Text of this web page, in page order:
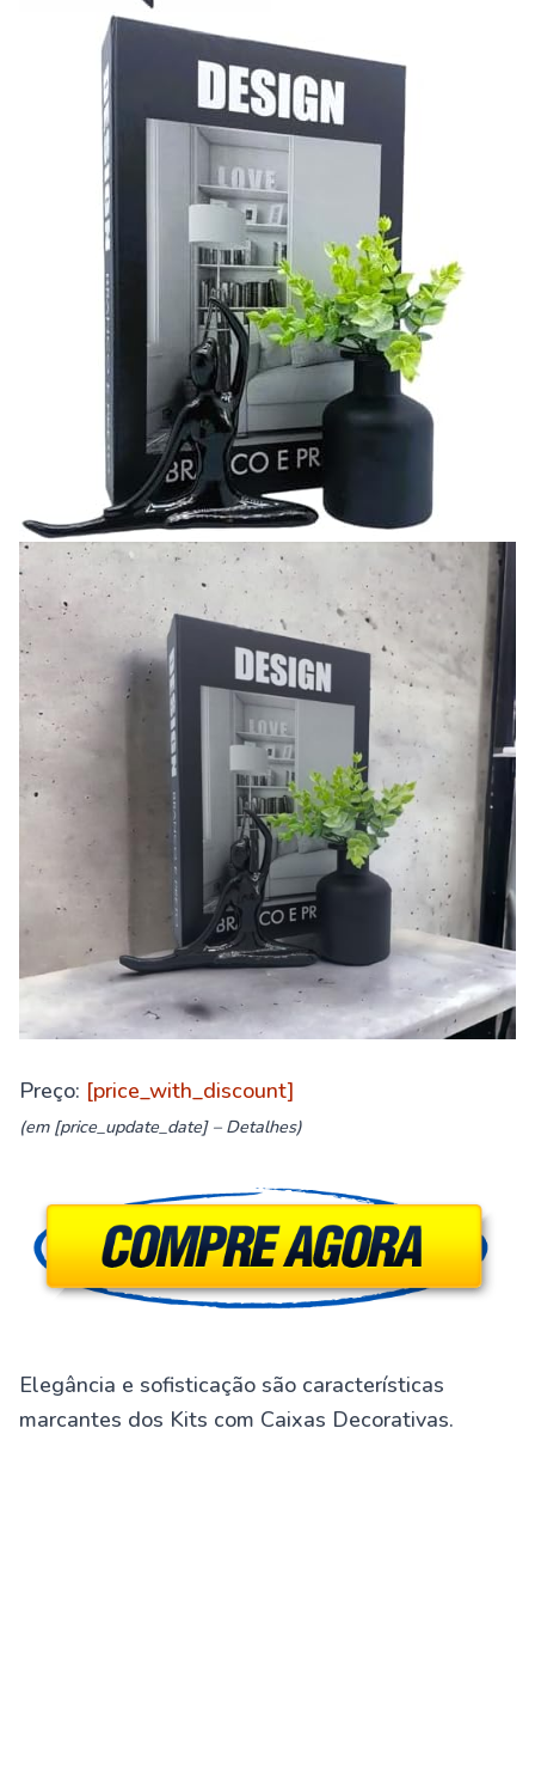
Preço: [price_with_discount]
(em [price_update_date] – Detalhes)
Elegância e sofisticação são características
marcantes dos Kits com Caixas Decorativas.